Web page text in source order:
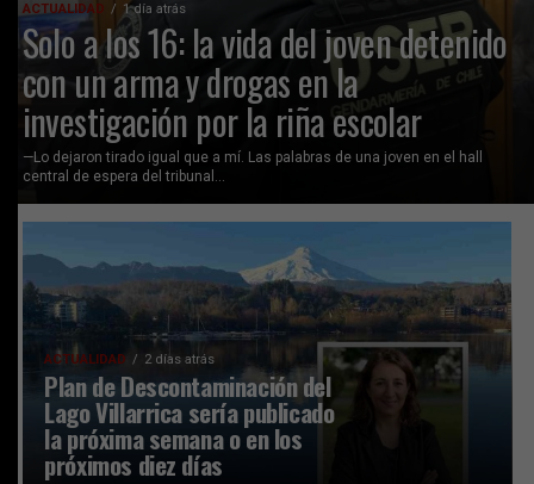
ACTUALIDAD 1 día atrás
Solo a los 16: la vida del joven detenido
con un arma y drogas en la
investigación por la riña escolar
—Lo dejaron tirado igual que a mí. Las palabras de una joven en el hall
central de espera del tribunal...
ACTUALIDAD 2 días atrás
Plan de Descontaminación del
Lago Villarrica sería publicado
la próxima semana o en los
próximos diez días